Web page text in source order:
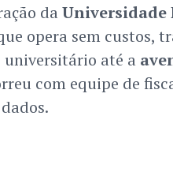
da Universidade
opera sem custos,
universitário até a
com equipe de